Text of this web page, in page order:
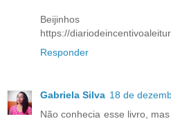
Beijinhos
https://
Responder
Gabriela Silva 18 de
Não conhecia esse livro,